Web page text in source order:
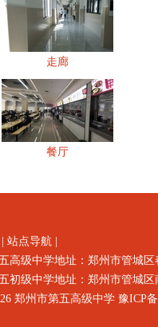
走廊
餐厅
站点导航
高级中学地址：郑州市管城区
初级中学地址：郑州市管城
郑州市第五高级中学 豫ICP